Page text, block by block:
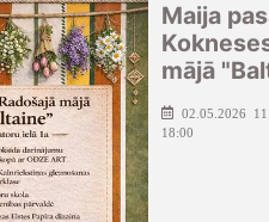
Maija
mājā
02.05.2026
18:00